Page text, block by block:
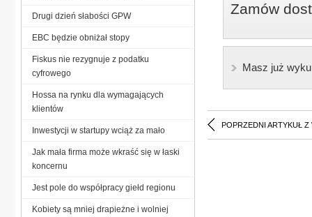
Zamów
Masz już
POPRZEDNI ARTYKUŁ Z
Drugi dzień słabości GPW
EBC będzie obniżał stopy
Fiskus nie rezygnuje z podatku
cyfrowego
Hossa na rynku dla wymagających
klientów
Inwestycji w startupy wciąż za mało
Jak mała firma może wkraść się w łaski
koncernu
Jest pole do współpracy giełd regionu
Kobiety są mniej drapieżne i wolniej